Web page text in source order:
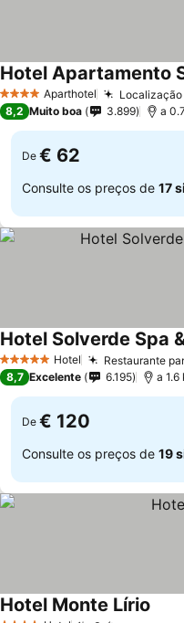
4 EstrelasAparthotel
Hotel Apartamento
8,2 Muito boa 3.899 a
De € 62
Consulte os preços de 17
5 Estrelas Hotel Restaurante
Hotel Solverde Spa
8,7 Excelente 6.195 a 1.6
De € 120
Consulte os preços de 19
Hotel Monte Lírio